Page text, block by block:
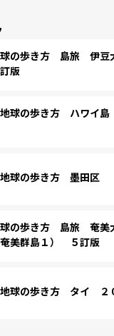
の歩き方 島旅 伊豆
版
球の歩き方 ハワイ島
球の歩き方 墨田区
の歩き方 島旅 奄
美群島１） ５訂版
球の歩き方 タイ ２